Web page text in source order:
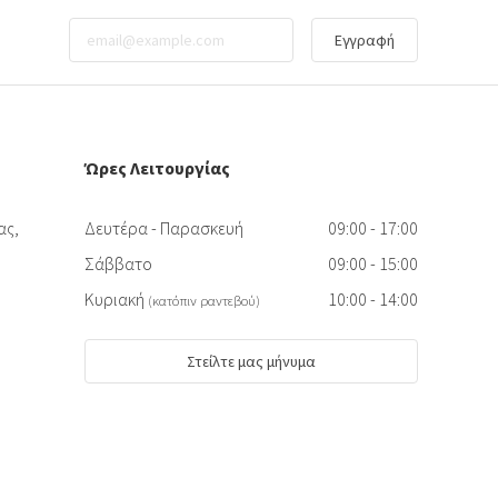
Εγγραφή
Ώρες Λειτουργίας
Δευτέρα - Παρασκευή
09:00 - 17:00
Σάββατο
09:00 - 15:00
Κυριακή (κατόπιν ραντεβού) 10:00 - 14:00
Στείλτε μας μήνυμα